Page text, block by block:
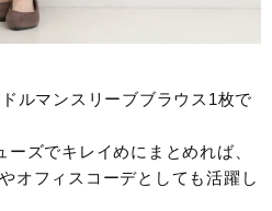
ルマンスリーブブラウス1枚で
ズでキレイめにまとめれば、
オフィスコーデとしても活躍し